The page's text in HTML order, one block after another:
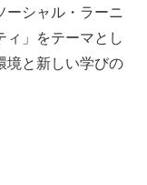
ーシャル・ラーニ
ィ」をテーマとし
境と新しい学びの